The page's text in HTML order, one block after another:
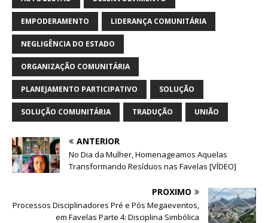
EMPODERAMENTO LIDERANÇA COMUNITÁRIA
NEGLIGÊNCIA DO ESTADO
ORGANIZAÇÃO COMUNITÁRIA
PLANEJAMENTO PARTICIPATIVO SOLUÇÃO
SOLUÇÃO COMUNITÁRIA TRADUÇÃO UNIÃO
ANTERIOR
No Dia da Mulher, Homenageamos Aquelas
Transformando Resíduos nas Favelas [VÍDEO]
PRÓXIMO
Processos Disciplinadores Pré e Pós Megaeventos,
em Favelas Parte 4: Disciplina Simbólica